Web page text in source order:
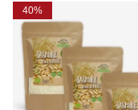
40%